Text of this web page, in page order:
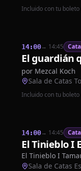
Incluido con tu
14:00→ 14:45
El guardián
por Mezcal Koch
Sala de Catas
Incluido con tu
14:00→ 14:45
El Tinieblo I
El Tinieblo I
Sala de Catas